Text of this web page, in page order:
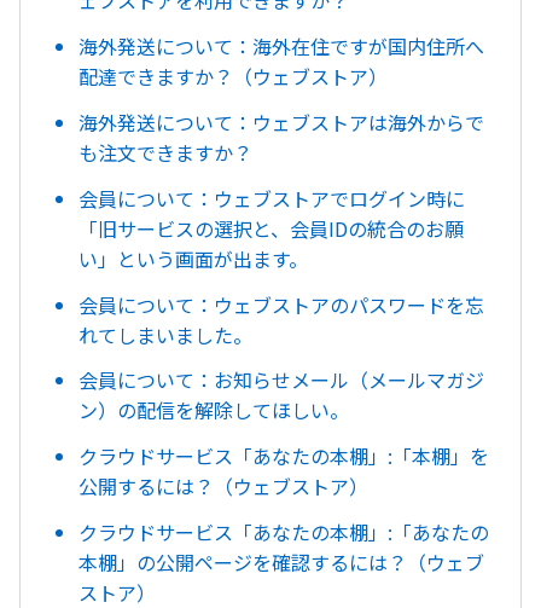
海外発送について：海外在住ですが国内住所へ
配達できますか？（ウェブストア）
海外発送について：ウェブストアは海外からで
も注文できますか？
会員について：ウェブストアでログイン時に
「旧サービスの選択と、会員IDの統合のお願
い」という画面が出ます。
会員について：ウェブストアのパスワードを忘
れてしまいました。
会員について：お知らせメール（メールマガジ
ン）の配信を解除してほしい。
クラウドサービス「あなたの本棚」:「本棚」を
公開するには？（ウェブストア）
クラウドサービス「あなたの本棚」:「あなたの
本棚」の公開ページを確認するには？（ウェブ
ストア）